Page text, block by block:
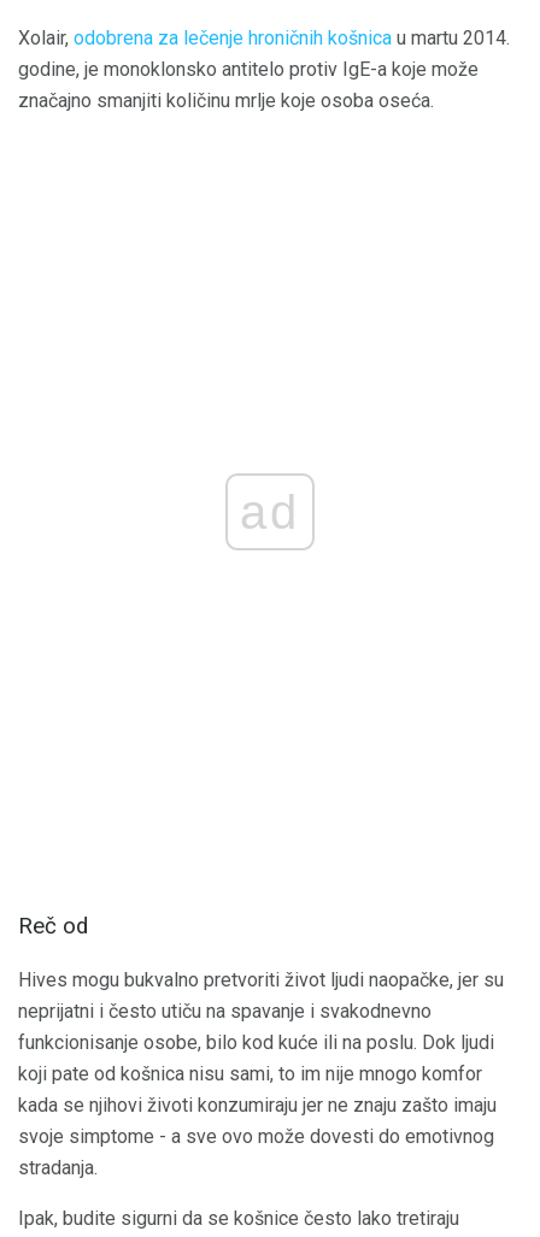
Xolair, odobrena za lečenje hroničnih košnica u martu 2014.
godine, je monoklonsko antitelo protiv IgE-a koje može
značajno smanjiti količinu mrlje koje osoba oseća.
ad
Reč od
Hives mogu bukvalno pretvoriti život ljudi naopačke, jer su
neprijatni i često utiču na spavanje i svakodnevno
funkcionisanje osobe, bilo kod kuće ili na poslu. Dok ljudi
koji pate od košnica nisu sami, to im nije mnogo komfor
kada se njihovi životi konzumiraju jer ne znaju zašto imaju
svoje simptome - a sve ovo može dovesti do emotivnog
stradanja.
Ipak, budite sigurni da se košnice često lako tretiraju